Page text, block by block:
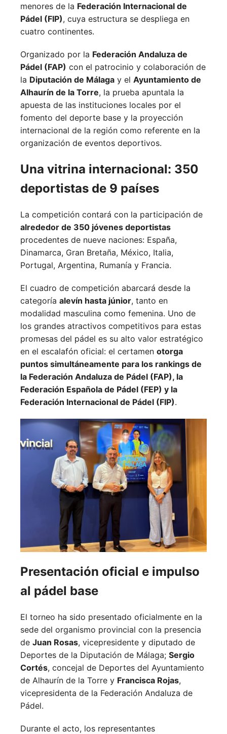
menores de la Federación Internacional de
Pádel (FIP), cuya estructura se despliega en
cuatro continentes.
Organizado por la Federación Andaluza de
Pádel (FAP) con el patrocinio y colaboración de
la Diputación de Málaga y el Ayuntamiento de
Alhaurín de la Torre, la prueba apuntala la
apuesta de las instituciones locales por el
fomento del deporte base y la proyección
internacional de la región como referente en la
organización de eventos deportivos.
Una vitrina internacional: 350
deportistas de 9 países
La competición contará con la participación de
alrededor de 350 jóvenes deportistas
procedentes de nueve naciones: España,
Dinamarca, Gran Bretaña, México, Italia,
Portugal, Argentina, Rumanía y Francia.
El cuadro de competición abarcará desde la
categoría alevín hasta júnior, tanto en
modalidad masculina como femenina. Uno de
los grandes atractivos competitivos para estas
promesas del pádel es su alto valor estratégico
en el escalafón oficial: el certamen otorga
puntos simultáneamente para los rankings de
la Federación Andaluza de Pádel (FAP), la
Federación Española de Pádel (FEP) y la
Federación Internacional de Pádel (FIP).
Presentación oficial e impulso
al pádel base
El torneo ha sido presentado oficialmente en la
sede del organismo provincial con la presencia
de Juan Rosas, vicepresidente y diputado de
Deportes de la Diputación de Málaga; Sergio
Cortés, concejal de Deportes del Ayuntamiento
de Alhaurín de la Torre y Francisca Rojas,
vicepresidenta de la Federación Andaluza de
Pádel.
Durante el acto, los representantes